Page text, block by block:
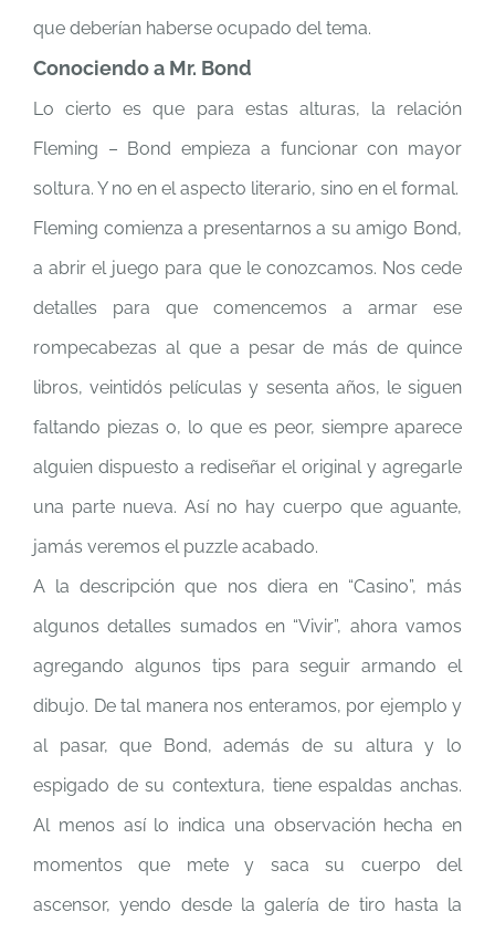
que deberían haberse ocupado del tema.
Conociendo a Mr. Bond
Lo cierto es que para estas alturas, la relación
Fleming – Bond empieza a funcionar con mayor
soltura. Y no en el aspecto literario, sino en el formal.
Fleming comienza a presentarnos a su amigo Bond,
a abrir el juego para que le conozcamos. Nos cede
detalles para que comencemos a armar ese
rompecabezas al que a pesar de más de quince
libros, veintidós películas y sesenta años, le siguen
faltando piezas o, lo que es peor, siempre aparece
alguien dispuesto a rediseñar el original y agregarle
una parte nueva. Así no hay cuerpo que aguante,
jamás veremos el puzzle acabado.
A la descripción que nos diera en “Casino”, más
algunos detalles sumados en “Vivir”, ahora vamos
agregando algunos tips para seguir armando el
dibujo. De tal manera nos enteramos, por ejemplo y
al pasar, que Bond, además de su altura y lo
espigado de su contextura, tiene espaldas anchas.
Al menos así lo indica una observación hecha en
momentos que mete y saca su cuerpo del
ascensor, yendo desde la galería de tiro hasta la